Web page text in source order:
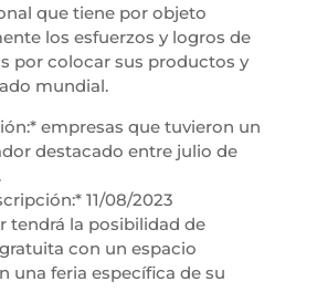
que tiene por objeto
los esfuerzos y logros de
por colocar sus productos y
mundial.
empresas que tuvieron un
destacado entre julio de
11/08/2023
tendrá la posibilidad de
con un espacio
una feria específica de su